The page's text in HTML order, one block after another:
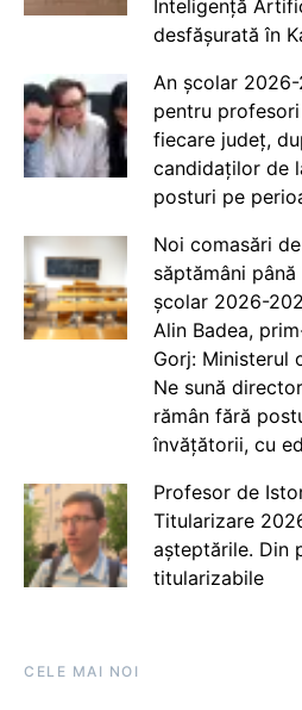
Inteligență
desfășurată în
An școlar
pentru
fiecare județ,
candidaților de
posturi pe
Noi comasări
săptămâni
școlar 2026-
Alin Badea,
Gorj: Ministerul
Ne sună
rămân fără
învățătorii, cu
Profesor de
Titularizare
așteptările. Din
titularizabile
CELE MAI NOI